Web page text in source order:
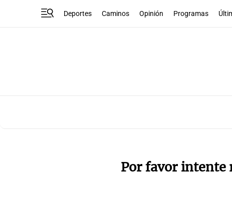
Deportes Caminos Opinión Programas
Por favor intente